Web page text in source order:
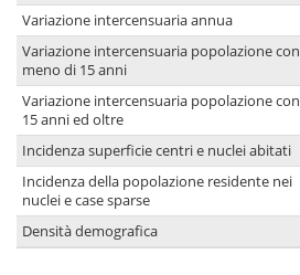
Variazione intercensuaria annua
Variazione intercensuaria popolazione con
meno di 15 anni
Variazione intercensuaria popolazione con
15 anni ed oltre
Incidenza superficie centri e nuclei abitati
Incidenza della popolazione residente nei
nuclei e case sparse
Densità demografica